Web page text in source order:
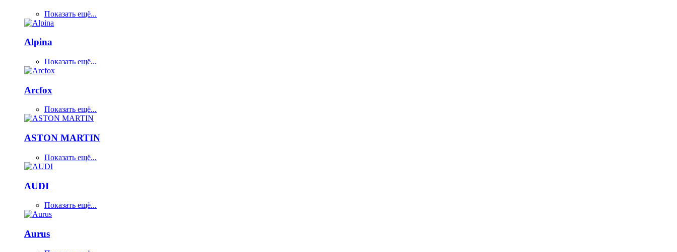
Показать ещё...
Alpina
Показать ещё...
Arcfox
Показать ещё...
ASTON MARTIN
Показать ещё...
AUDI
Показать ещё...
Aurus